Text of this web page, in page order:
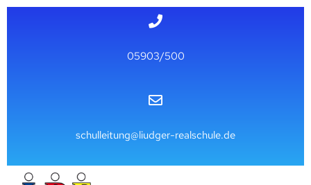
05903/500
schulleitung@liudger-realschule.de